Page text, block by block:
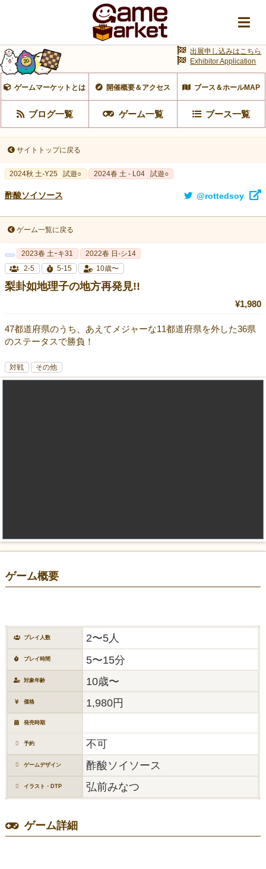
ゲームマーケットとは 開催概要＆アクセス ブース＆ホールMAP
ブログ一覧 ゲーム一覧 ブース一覧
出展申し込みはこちら
Exhibitor Application
サイトトップに戻る
2024秋 土-Y25 試遊○ 2024春 土 - L04 試遊○
酢酸ソイソース @rottedsoy
ゲーム一覧に戻る
2023春 土ｰキ31
2022春 日-シ14
2-5
5-15 10歳〜
梨卦如地理子の地方再発見!!
¥1,980
47都道府県のうち、あえてメジャーな11都道府県を外した36県
のステータスで勝負！
対戦 その他
ゲーム概要
プレイ人数 2〜5人
プレイ時間 5〜15分
対象年齢 10歳〜
価格 1,980円
発売時期
予約 不可
ゲームデザイン 酢酸ソイソース
イラスト・DTP 弘前みなつ
ゲーム詳細